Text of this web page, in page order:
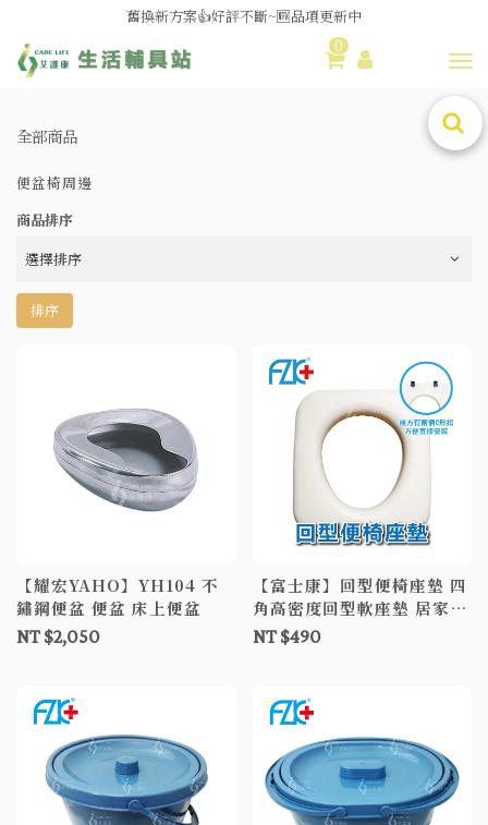
舊換新方案👍好評不斷~🆕品項更新中
😆備餐原來可以這麼輕鬆🎌KEWPIE介護食🍱營養均衡
0
全部商品
便盆椅周邊
商品排序
排序
【耀宏YAHO】YH104 不
鏽鋼便盆 便盆 床上便盆
NT $2,050
【富士康】回型便椅座墊 四
角高密度回型軟座墊 居家輔
具 用於任何現有便器椅上使
NT $490